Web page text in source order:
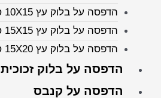
הדפסה על בלוק עץ 10X15 ס"מ
הדפסה על בלוק עץ 15X15 ס"מ
הדפסה על בלוק עץ 15X20 ס”מ
הדפסה על בלוק זכוכית
הדפסה על קנבס